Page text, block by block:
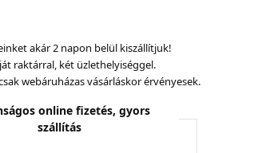
akár 2 napon belül kiszállítjuk!
raktárral, két üzlethelyiséggel.
webáruházas vásárláskor érvényesek.
online fizetés, gyors
szállítás